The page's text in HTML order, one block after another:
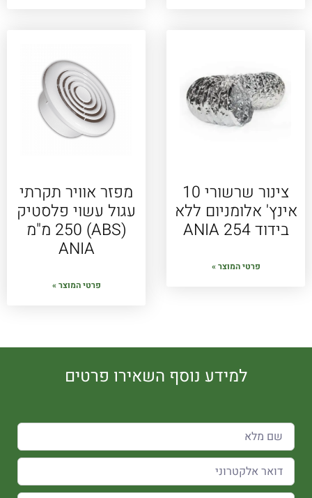
צינור שרשורי 10
אינץ' אלומניום ללא
בידוד ANIA 254
פרטי המוצר »
מפזר אוויר תקרתי
עגול עשוי פלסטיק
(ABS) 250 מ"מ
ANIA
פרטי המוצר »
למידע נוסף השאירו פרטים